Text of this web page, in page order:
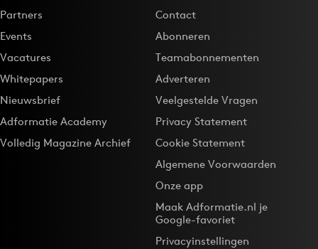
Contentmarketing
Craft
Customer Experience
Data & Insights
Design
Digital transformation
Diversiteit
Partners
Events
Vacatures
Whitepapers
Nieuwsbrief
Adformatie Academy
Volledig Magazine Archief
Contact
Abonneren
Teamabonnementen
Adverteren
Veelgestelde Vragen
Privacy Statement
Cookie Statement
Algemene Voorwaarden
Onze app
Maak Adformatie.nl je
Google-favoriet
Privacyinstellingen